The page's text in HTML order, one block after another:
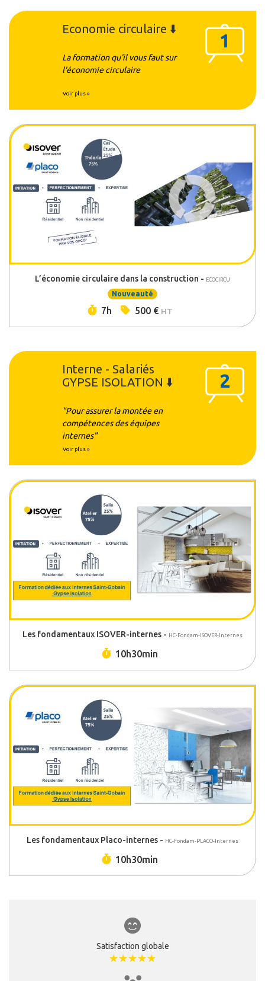
Economie circulaire ⬇️
1
La formation qu'il vous faut sur
l'économie circulaire
Voir plus »
L’économie circulaire dans la construction - ECOCIRCU
Nouveauté
Durée :
7h Prix :
500 € HT
Interne - Salariés
GYPSE ISOLATION ⬇️
2
"Pour assurer la montée en
compétences des équipes
internes"
Voir plus »
Les fondamentaux ISOVER-internes - HC-Fondam-ISOVER-Internes
Durée :
10h30min
Les fondamentaux Placo-internes - HC-Fondam-PLACO-Internes
Durée :
10h30min
Satisfaction globale
★★★★★
★★★★★